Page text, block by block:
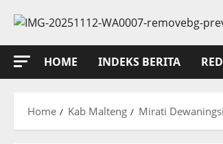
content
HOME
INDEKS BERITA
Home Kab Malteng Mirati